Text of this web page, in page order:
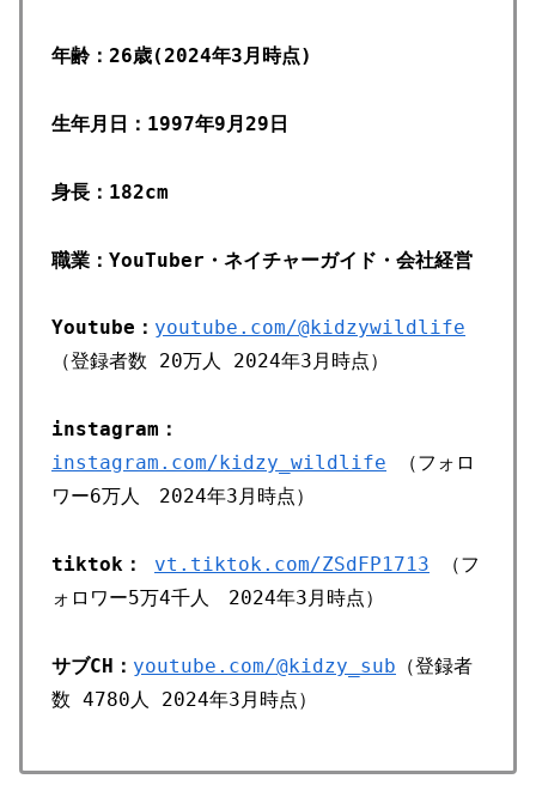
年齢：26歳(2024年3月時点)
生年月日：1997年9月29日
身長：182cm
職業：YouTuber・ネイチャーガイド・会社経営
Youtube： youtube.com/@kidzywildlife
（登録者数 20万人 2024年3月時点）
instagram：
instagram.com/kidzy_wildlife （フォロ
ワー6万人 2024年3月時点）
tiktok： vt.tiktok.com/ZSdFP1713 （フ
ォロワー5万4千人 2024年3月時点）
サブCH： youtube.com/@kidzy_sub （登録者
数 4780人 2024年3月時点）